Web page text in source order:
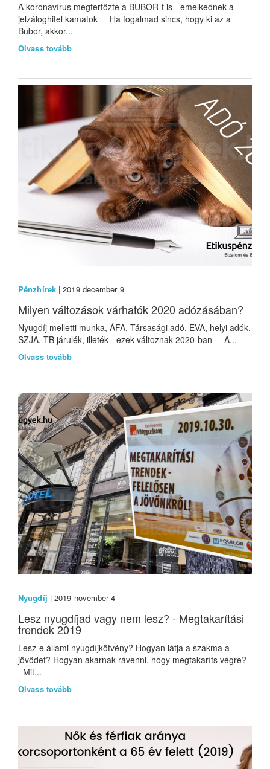
A koronavírus megfertőzte a BUBOR-t is - emelkednek a
jelzáloghitel kamatok Ha fogalmad sincs, hogy ki az a
Bubor, akkor...
Olvass tovább
Pénzhírek| 2019 december 9
Milyen változások várhatók 2020 adózásában?
Nyugdíj melletti munka, ÁFA, Társasági adó, EVA, helyi adók,
SZJA, TB járulék, illeték - ezek változnak 2020-ban A...
Olvass tovább
Nyugdíj | 2019 november 4
Lesz nyugdíjad vagy nem lesz? - Megtakarítási
trendek 2019
Lesz-e állami nyugdíjkötvény? Hogyan látja a szakma a
jövődet? Hogyan akarnak rávenni, hogy megtakaríts végre?
Mit...
Olvass tovább